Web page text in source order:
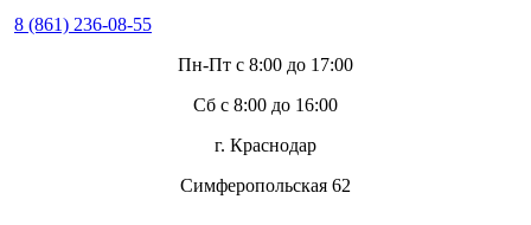
8 (861) 236-08-55
Пн-Пт с 8:00 до 17:00
Сб с 8:00 до 16:00
г. Краснодар
Симферопольская 62